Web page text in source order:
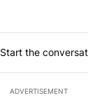
Start the
ADVERTISEMENT